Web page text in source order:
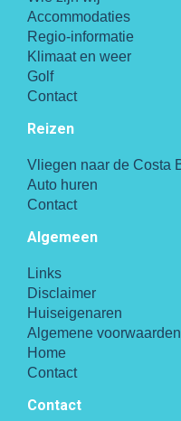
Accommodaties
Regio-informatie
Klimaat en weer
Golf
Contact
Reizen
Vliegen naar de Costa
Auto huren
Contact
Algemeen
Links
Disclaimer
Huiseigenaren
Algemene voorwaarden
Home
Contact
Contact